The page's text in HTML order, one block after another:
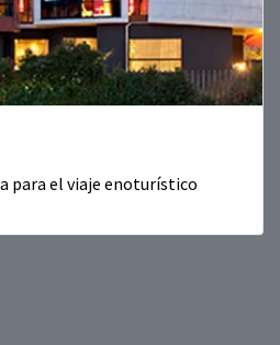
para el viaje enoturístico